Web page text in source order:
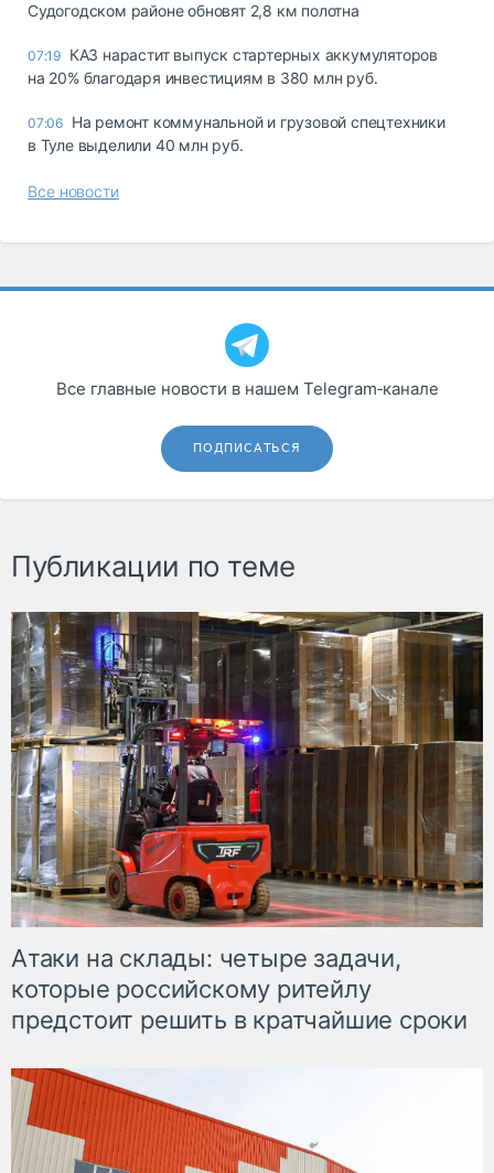
Судогодском районе обновят 2,8 км полотна
07:19 КАЗ нарастит выпуск стартерных аккумуляторов
на 20% благодаря инвестициям в 380 млн руб.
07:06 На ремонт коммунальной и грузовой спецтехники
в Туле выделили 40 млн руб.
Все новости
Все главные новости в нашем Telegram‑канале
ПОДПИСАТЬСЯ
Публикации по теме
Атаки на склады: четыре задачи,
которые российскому ритейлу
предстоит решить в кратчайшие сроки